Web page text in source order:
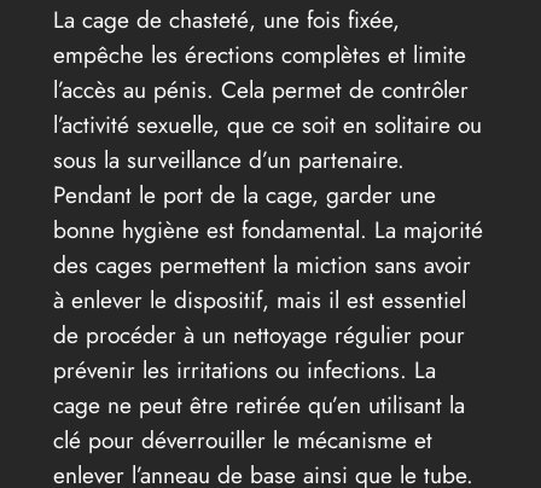
La cage de chasteté, une fois fixée,
empêche les érections complètes et limite
l’accès au pénis. Cela permet de contrôler
l’activité sexuelle, que ce soit en solitaire ou
sous la surveillance d’un partenaire.
Pendant le port de la cage, garder une
bonne hygiène est fondamental. La majorité
des cages permettent la miction sans avoir
à enlever le dispositif, mais il est essentiel
de procéder à un nettoyage régulier pour
prévenir les irritations ou infections. La
cage ne peut être retirée qu’en utilisant la
clé pour déverrouiller le mécanisme et
enlever l’anneau de base ainsi que le tube.